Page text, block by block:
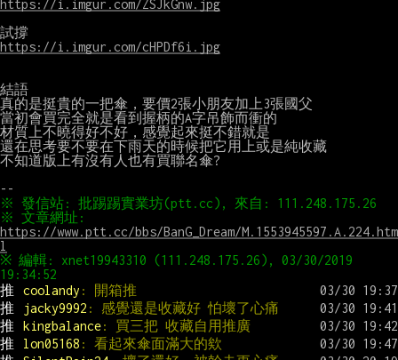
https://i.imgur.com/ZSJkGnw.jpg
https://i.imgur.com/cHPDf6i.jpg
結語
真的是挺貴的一把傘，要價2張小朋友加上3張國父
當初會買完全就是看到握柄的A字吊飾而衝的
材質上不曉得好不好，感覺起來挺不錯就是
還在思考要不要在下雨天的時候把它用上或是純收藏
不知道版上有沒有人也有買聯名傘?
https://www.ptt.cc/bbs/BanG_Dream/M.1553945597.A.224.htm
l
※ 編輯: xnet19943310 (111.248.175.26), 03/30/2019
推
coolandy : 開箱推
推
jacky9992 : 感覺還是收藏好 怕壞了心痛
推
kingbalance: 買三把 收藏自用推廣
推
lon05168 : 看起來傘面滿大的欸